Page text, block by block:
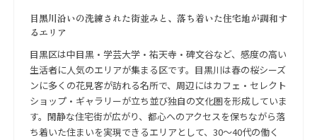
目黒川沿いの洗練された街並みと、落ち着いた住宅地が調和す
るエリア
目黒区は中目黒・学芸大学・祐天寺・碑文谷など、感度の高い
生活者に人気のエリアが集まる区です。目黒川は春の桜シーズ
ンに多くの花見客が訪れる名所で、周辺にはカフェ・セレクト
ショップ・ギャラリーが立ち並び独自の文化圏を形成していま
す。閑静な住宅街が広がり、都心へのアクセスを保ちながら落
ち着いた住まいを実現できるエリアとして、30〜40代の働く